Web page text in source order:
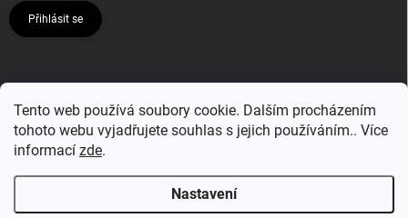
Tento web používá soubory cookie. Dalším procházením
tohoto webu vyjadřujete souhlas s jejich používáním.. Více
informací zde.
Nastavení
Přihlásit se